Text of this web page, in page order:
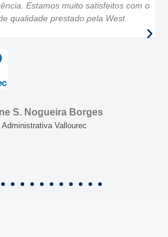
muito satisfeitos com o
prestado pela West.
Borges
Vallourec